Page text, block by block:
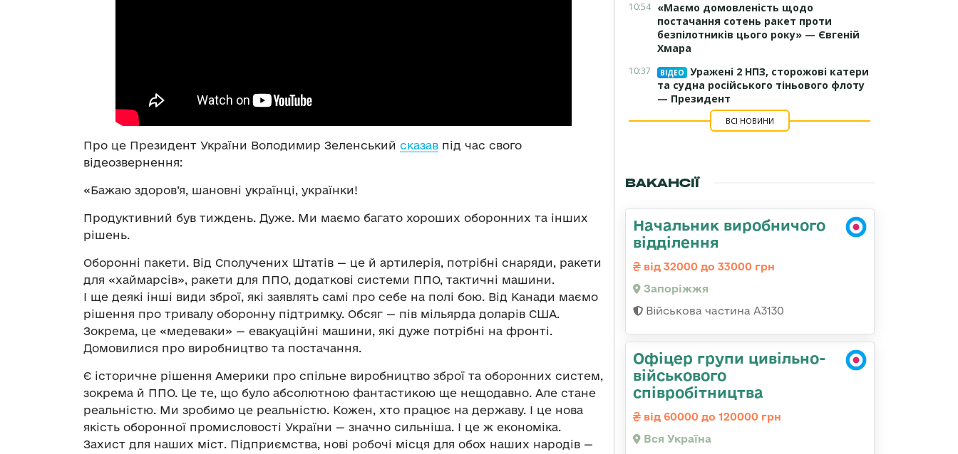
Про це Президент України Володимир Зеленський сказав під час свого
відеозвернення:
«Бажаю здоров’я, шановні українці, українки!
Продуктивний був тиждень. Дуже. Ми маємо багато хороших оборонних та інших
рішень.
Оборонні пакети. Від Сполучених Штатів — це й артилерія, потрібні снаряди, ракети
для «хаймарсів», ракети для ППО, додаткові системи ППО, тактичні машини.
І ще деякі інші види зброї, які заявлять самі про себе на полі бою. Від Канади маємо
рішення про тривалу оборонну підтримку. Обсяг — пів мільярда доларів США.
Зокрема, це «медеваки» — евакуаційні машини, які дуже потрібні на фронті.
Домовилися про виробництво та постачання.
Є історичне рішення Америки про спільне виробництво зброї та оборонних систем,
зокрема й ППО. Це те, що було абсолютною фантастикою ще нещодавно. Але стане
реальністю. Ми зробимо це реальністю. Кожен, хто працює на державу. І це нова
якість оборонної промисловості України — значно сильніша. І це ж економіка.
Захист для наших міст. Підприємства, нові робочі місця для обох наших народів —
10:54 «Маємо домовленість щодо
постачання сотень ракет проти
безпілотників цього року» — Євгеній
Хмара
10:37 ВІДЕО
Уражені 2 НПЗ, сторожові катери
та судна російського тіньового флоту
— Президент
ВСІ НОВИНИ
ВАКАНСІЇ
Начальник виробничого
відділення
від 32000 до 33000 грн
Запоріжжя
Військова частина А3130
Офіцер групи цивільно-
військового
співробітництва
від 60000 до 120000 грн
Вся Україна